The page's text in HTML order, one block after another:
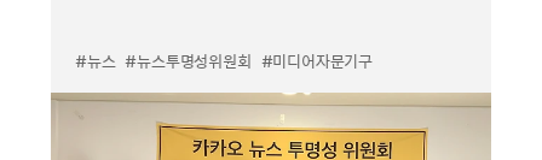
#뉴스 #뉴스투명성위원회 #미디어자문기구